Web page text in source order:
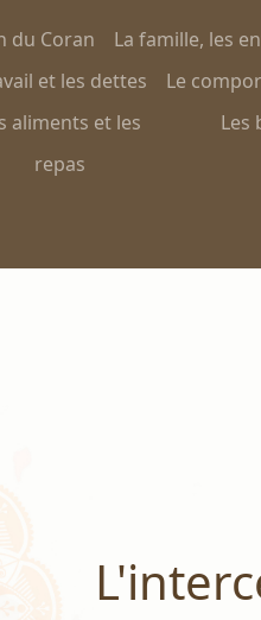
du Coran La famille, les
et les dettes
Le
aliments et les
repas
Les